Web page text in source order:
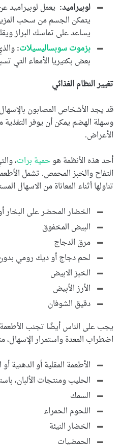
لوبيراميد: يعمل لوبيراميد
يتمكن الجسم من سحب
يساعد على تماسك البراز
بزموت سوبساليسيلات:
بعض بكتيريا الأمعاء التي
تغيير النظام الغذائي
قد يجد الأشخاص المصابون
وسهلة الهضم يمكن أن يوفر
الأعراض.
أحد هذه الأنظمة هوحمية برات،
التفاح والخبز المحمص. تشمل
تناولها أثناء المعاناة من الاسهال
الخضار المحضر على البخار
البيض المخفوق
مرق الدجاج
لحم دجاج أو ديك رومي
الخبز الابيض
الأرز الأبيض
دقيق الشوفان
يجب على الناس أيضًا تجنب
اضطراب المعدة واستمرار الإسهال،
الأطعمة المقلية أو الدهنية أو
الحليب ومنتجات الألبان،
السمك
اللحوم الحمراء
الخضار النيئة